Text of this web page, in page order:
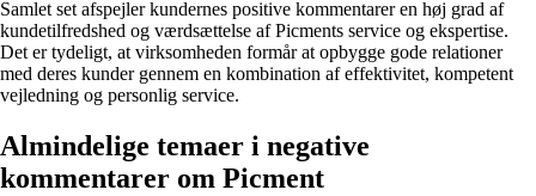
Samlet set afspejler kundernes positive kommentarer en høj grad af
kundetilfredshed og værdsættelse af Picments service og ekspertise.
Det er tydeligt, at virksomheden formår at opbygge gode relationer
med deres kunder gennem en kombination af effektivitet, kompetent
vejledning og personlig service.
Almindelige temaer i negative
kommentarer om Picment